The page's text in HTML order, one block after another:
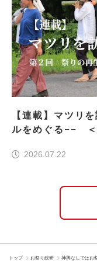
【連載】マツリ
ルをめぐる−− ＜
2026.07.22
トップ お祭り総研 神輿なしではお